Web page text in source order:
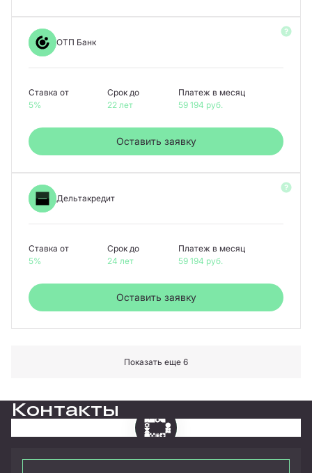
ОТП Банк
Ставка от
5%
Срок до
22 лет
Платеж в месяц
59 194 руб.
Оставить заявку
Дельтакредит
Ставка от
5%
Срок до
24 лет
Платеж в месяц
59 194 руб.
Оставить заявку
Показать еще 6
Контакты